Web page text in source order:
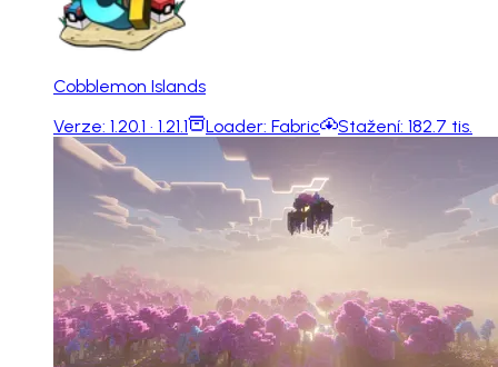
Cobblemon Islands
Verze: 1.20.1 · 1.21.1 Loader: Fabric Stažení: 182.7 tis.